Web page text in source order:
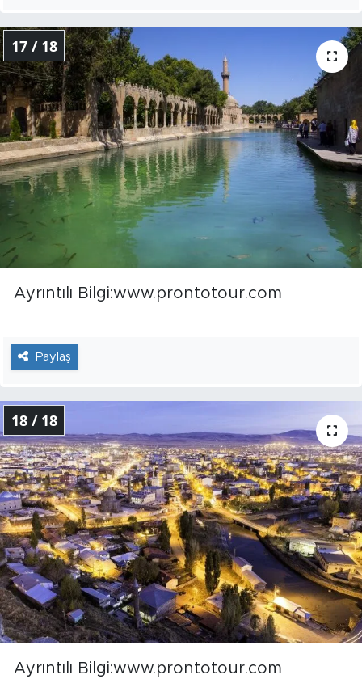
17 / 18
Ayrıntılı Bilgi:www.prontotour.com
Paylaş
18 / 18
Ayrıntılı Bilgi:www.prontotour.com